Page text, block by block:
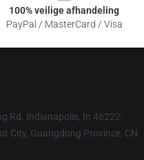
100% veilige afhandeling
PayPal / MasterCard / Visa
Rd. Indianapolis, In 46222:
City, Guangdong Province, CN